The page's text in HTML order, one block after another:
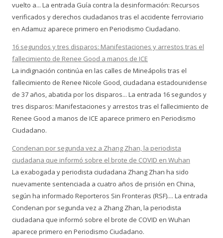
vuelto a... La entrada Guía contra la desinformación: Recursos
verificados y derechos ciudadanos tras el accidente ferroviario
en Adamuz aparece primero en Periodismo Ciudadano.
16 segundos y tres disparos: Manifestaciones y arrestos tras el
fallecimiento de Renee Good a manos de ICE
La indignación continúa en las calles de Mineápolis tras el
fallecimiento de Renee Nicole Good, ciudadana estadounidense
de 37 años, abatida por los disparos... La entrada 16 segundos y
tres disparos: Manifestaciones y arrestos tras el fallecimiento de
Renee Good a manos de ICE aparece primero en Periodismo
Ciudadano.
Condenan por segunda vez a Zhang Zhan, la periodista
ciudadana que informó sobre el brote de COVID en Wuhan
La exabogada y periodista ciudadana Zhang Zhan ha sido
nuevamente sentenciada a cuatro años de prisión en China,
según ha informado Reporteros Sin Fronteras (RSF).... La entrada
Condenan por segunda vez a Zhang Zhan, la periodista
ciudadana que informó sobre el brote de COVID en Wuhan
aparece primero en Periodismo Ciudadano.